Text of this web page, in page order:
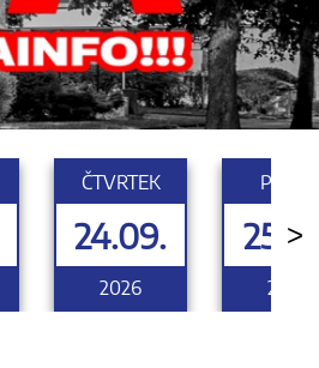
ČTVRTEK
24.09.
2026
PÁTEK
2026
>